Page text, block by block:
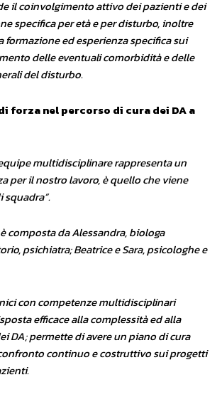
il coinvolgimento attivo dei pazienti e dei
specifica per età e per disturbo, inoltre
formazione ed esperienza specifica sui
delle eventuali comorbidità e delle
del disturbo.
forza nel percorso di cura dei DA a
multidisciplinare rappresenta un
per il nostro lavoro, è quello che viene
squadra”.
composta da Alessandra, biologa
psichiatra; Beatrice e Sara, psicologhe e
con competenze multidisciplinari
efficace alla complessità ed alla
DA; permette di avere un piano di cura
continuo e costruttivo sui progetti